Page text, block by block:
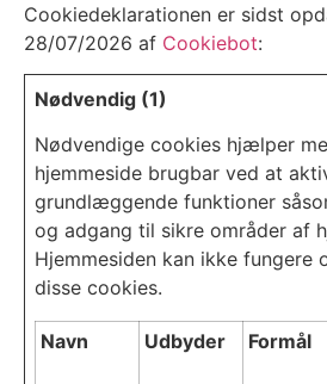
Cookiedeklarationen er sidst
28/07/2026 af Cookiebot:
Nødvendig (1)
Nødvendige cookies hjælper
hjemmeside brugbar ved at
grundlæggende funktioner
og adgang til sikre områder af
Hjemmesiden kan ikke fungere
disse cookies.
Navn Udbyder Formål